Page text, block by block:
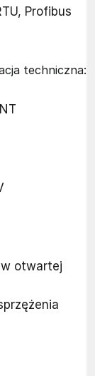
Profibus
techniczna:
otwartej